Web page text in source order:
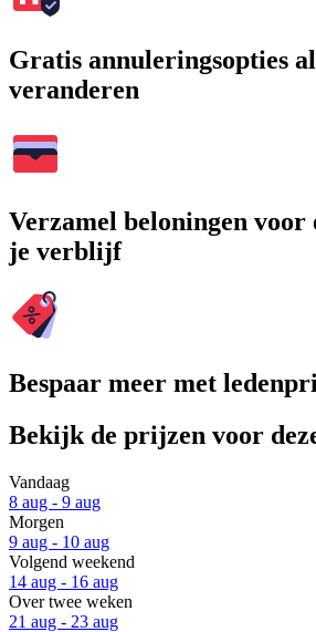
Gratis annuleringsopties
veranderen
Verzamel beloningen voor
je verblijf
Bespaar meer met
Bekijk de prijzen voor
Vandaag
8 aug - 9 aug
Morgen
9 aug - 10 aug
Volgend weekend
14 aug - 16 aug
Over twee weken
21 aug - 23 aug